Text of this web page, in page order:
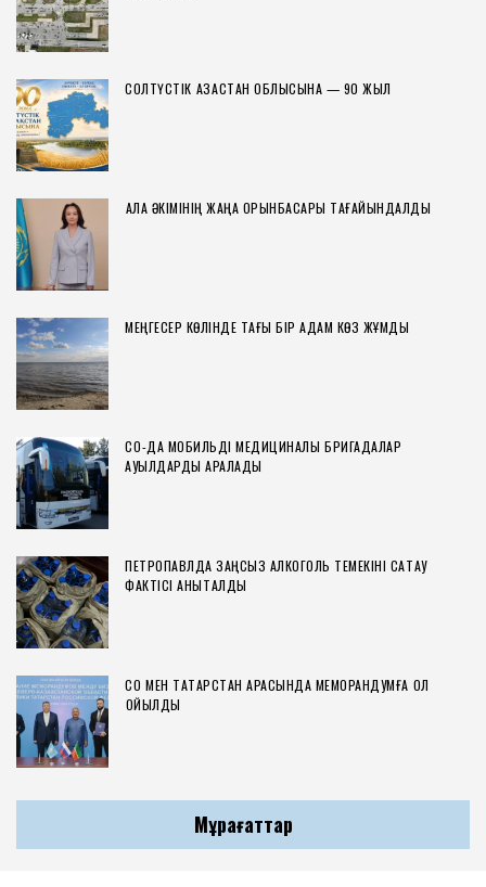
СОЛТҮСТІК ҚАЗАҚСТАН ОБЛЫСЫНА — 90 ЖЫЛ
ҚАЛА ӘКІМІНІҢ ЖАҢА ОРЫНБАСАРЫ ТАҒАЙЫНДАЛДЫ
МЕҢГЕСЕР КӨЛІНДЕ ТАҒЫ БІР АДАМ КӨЗ ЖҰМДЫ
СҚО-ДА МОБИЛЬДІ МЕДИЦИНАЛЫҚ БРИГАДАЛАР
АУЫЛДАРДЫ АРАЛАДЫ
ПЕТРОПАВЛДА ЗАҢСЫЗ АЛКОГОЛЬ ТЕМЕКІНІ САҚТАУ
ФАКТІСІ АНЫҚТАЛДЫ
СҚО МЕН ТАТАРСТАН АРАСЫНДА МЕМОРАНДУМҒА ҚОЛ
ҚОЙЫЛДЫ
Мұрағаттар